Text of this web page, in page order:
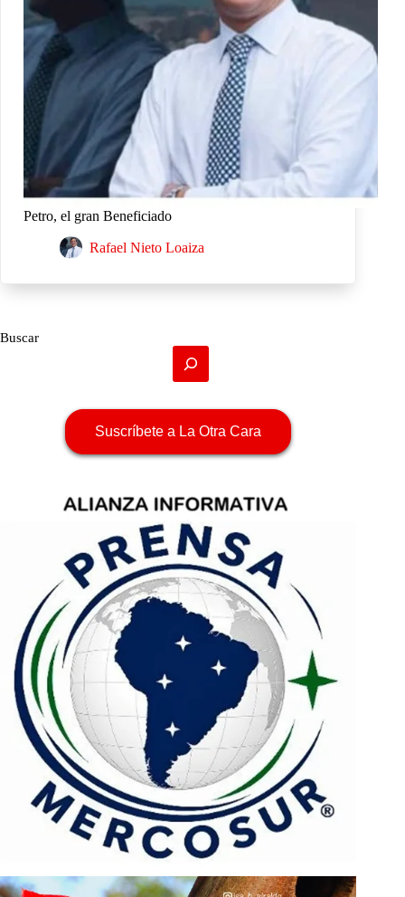
Petro, el gran Beneficiado
Rafael Nieto Loaiza
Buscar
Suscríbete a La Otra Cara